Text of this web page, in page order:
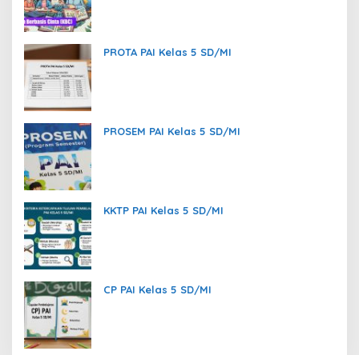
PROTA PAI Kelas 5 SD/MI
PROSEM PAI Kelas 5 SD/MI
KKTP PAI Kelas 5 SD/MI
CP PAI Kelas 5 SD/MI